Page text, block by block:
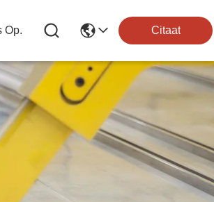
Op. Citaat